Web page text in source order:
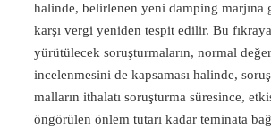
halinde, belirlenen yeni damping marjına
karşı vergi yeniden tespit edilir. Bu
yürütülecek soruşturmaların, normal
incelenmesini de kapsaması halinde,
malların ithalatı soruşturma süresince,
öngörülen önlem tutarı kadar teminata